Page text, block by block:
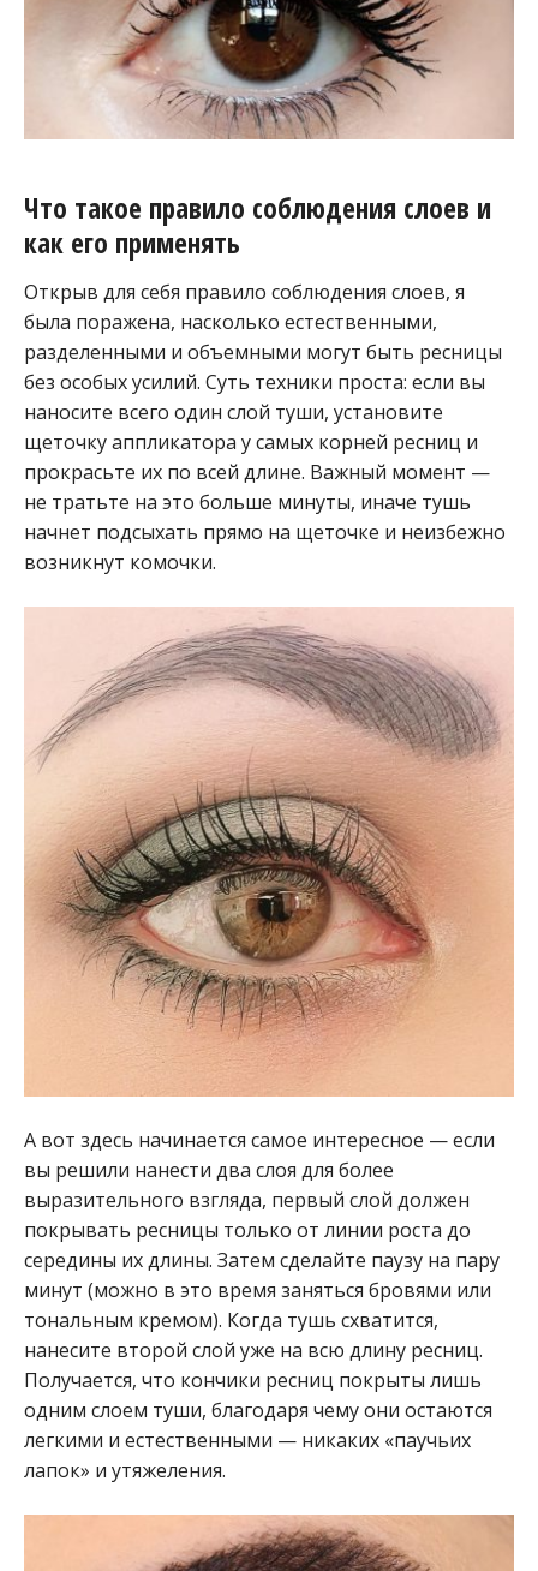
Что такое правило соблюдения слоев и
как его применять
Открыв для себя правило соблюдения слоев, я
была поражена, насколько естественными,
разделенными и объемными могут быть ресницы
без особых усилий. Суть техники проста: если вы
наносите всего один слой туши, установите
щеточку аппликатора у самых корней ресниц и
прокрасьте их по всей длине. Важный момент —
не тратьте на это больше минуты, иначе тушь
начнет подсыхать прямо на щеточке и неизбежно
возникнут комочки.
А вот здесь начинается самое интересное — если
вы решили нанести два слоя для более
выразительного взгляда, первый слой должен
покрывать ресницы только от линии роста до
середины их длины. Затем сделайте паузу на пару
минут (можно в это время заняться бровями или
тональным кремом). Когда тушь схватится,
нанесите второй слой уже на всю длину ресниц.
Получается, что кончики ресниц покрыты лишь
одним слоем туши, благодаря чему они остаются
легкими и естественными — никаких «паучьих
лапок» и утяжеления.